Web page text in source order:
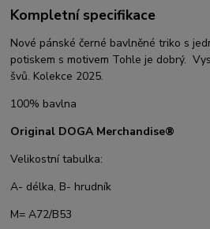
Kompletní specifikace
Nové pánské černé bavlněné triko s
potiskem s motivem Tohle je dobrý.
švů. Kolekce 2025.
100% bavlna
Original DOGA Merchandise®
Velikostní tabulka:
A- délka, B- hrudník
M= A72/B53